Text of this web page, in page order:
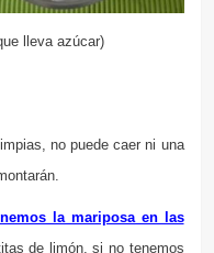
lleva azúcar)
no puede caer ni una
la mariposa en las
de limón, si no tenemos